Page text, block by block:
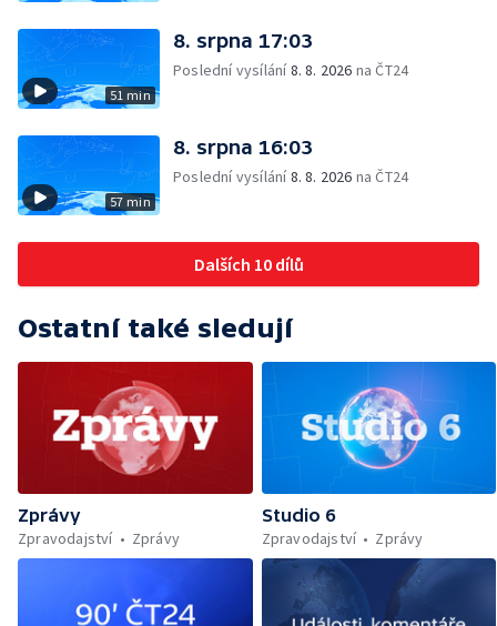
51 min
8. srpna 17:03
Poslední vysílání8. 8. 2026 na ČT24
57 min
8. srpna 16:03
Poslední vysílání8. 8. 2026 na ČT24
Dalších 10 dílů
Ostatní také sledují
Zprávy
Zpravodajství
Zprávy
Studio 6
Zpravodajství
Zprávy